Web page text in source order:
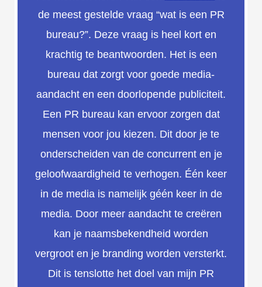
de meest gestelde vraag “wat is een PR
bureau?”. Deze vraag is heel kort en
krachtig te beantwoorden. Het is een
bureau dat zorgt voor goede media-
aandacht en een doorlopende publiciteit.
Een PR bureau kan ervoor zorgen dat
mensen voor jou kiezen. Dit door je te
onderscheiden van de concurrent en je
geloofwaardigheid te verhogen. Één keer
in de media is namelijk géén keer in de
media. Door meer aandacht te creëren
kan je naamsbekendheid worden
vergroot en je branding worden versterkt.
Dit is tenslotte het doel van mijn PR